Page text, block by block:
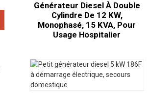
Générateur Diesel À Double
Cylindre De 12 KW,
Monophasé, 15 KVA, Pour
Usage Hospitalier